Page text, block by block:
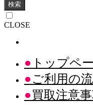
検索
CLOSE
トップペ
ご利用の
買取注意